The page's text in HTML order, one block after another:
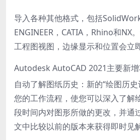
导入各种其他格式，包括
ENGINEER，CATIA，Rhino和NX
工程图视图，边缘显示和位置会立
Autodesk AutoCAD 2021主要新
自动了解图纸历史：新的“绘图历
您的工作流程，使您可以深入了解
段时间内对图形所做的更改，并通
文中比较以前的版本来获得即时见解